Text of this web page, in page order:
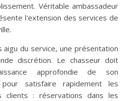
Véritable ambassadeur
l'extension des services de
aigu du service, une présentation
discrétion. Le chasseur doit
approfondie de son
pour satisfaire rapidement les
clients : réservations dans les